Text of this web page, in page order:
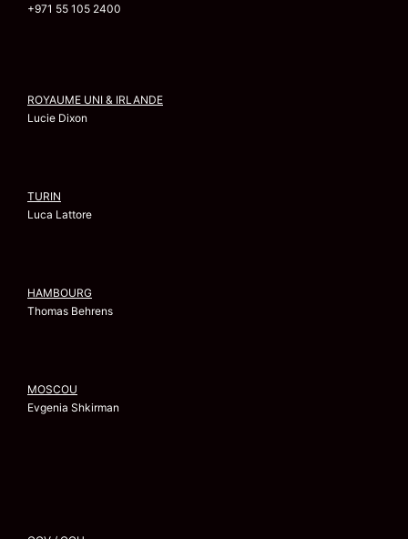
+971 55 105 2400
ROYAUME UNI & IRLANDE
Lucie Dixon
TURIN
Luca Lattore
HAMBOURG
Thomas Behrens
MOSCOU
Evgenia Shkirman